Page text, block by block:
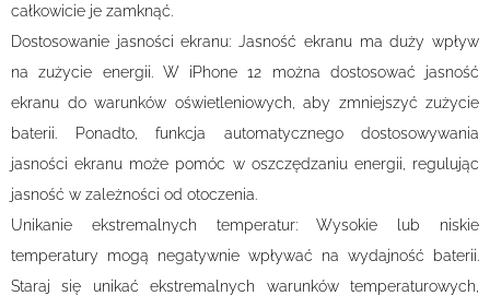
całkowicie je zamknąć.
Dostosowanie jasności ekranu: Jasność ekranu ma duży wpływ
na zużycie energii. W iPhone 12 można dostosować jasność
ekranu do warunków oświetleniowych, aby zmniejszyć zużycie
baterii. Ponadto, funkcja automatycznego dostosowywania
jasności ekranu może pomóc w oszczędzaniu energii, regulując
jasność w zależności od otoczenia.
Unikanie ekstremalnych temperatur: Wysokie lub niskie
temperatury mogą negatywnie wpływać na wydajność baterii.
Staraj się unikać ekstremalnych warunków temperaturowych,